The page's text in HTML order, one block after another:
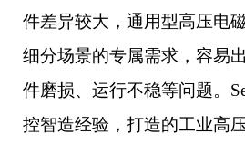
件差异较大，通用型高压电
细分场景的专属需求，容易
件磨损、运行不稳等问题。
控智造经验，打造的工业高